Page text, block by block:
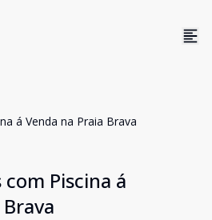
á Venda na Praia Brava
Piscina á